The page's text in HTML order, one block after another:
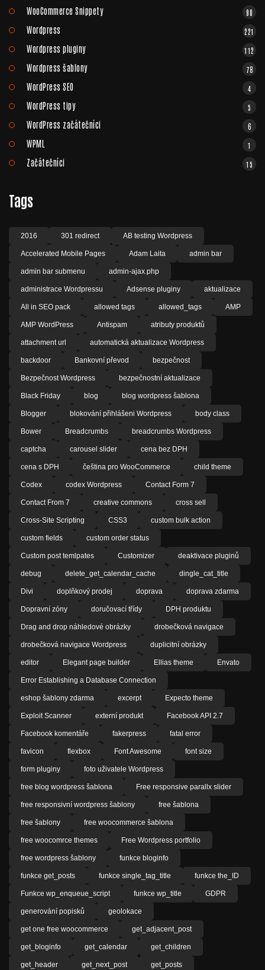
WooCommerce Snippety 90
Wordpress 221
Wordpress pluginy 112
Wordpress šablony 78
WordPress SEO 4
WordPress tipy 5
WordPress začátečníci 6
WPML 1
Začátečníci 15
Tags
2016 301 redirect AB testing Wordpress
Accelerated Mobile Pages Adam Laita admin bar
admin bar submenu admin-ajax.php
administrace Wordpressu Adsense pluginy aktualizace
All in SEO pack allowed tags allowed_tags AMP
AMP WordPress Antispam atributy produktů
attachment url automatická aktualizace Wordpress
backdoor Bankovní převod bezpečnost
Bezpečnost Wordpress bezpečnostní aktualizace
Black Friday blog blog wordpress šablona
Blogger blokování přihlášeni Wordpress body class
Bower Breadcrumbs breadcrumbs Wordpress
captcha carousel slider cena bez DPH
cena s DPH čeština pro WooCommerce child theme
Codex codex Wordpress Contact Form 7
Contact From 7 creative commons cross sell
Cross-Site Scripting CSS3 custom bulk action
custom fields custom order status
Custom post temlpates Customizer deaktivace pluginů
debug delete_get_calendar_cache dingle_cat_title
Divi doplňkový prodej doprava doprava zdarma
Dopravní zóny doručovací třídy DPH produktu
Drag and drop náhledové obrázky drobečková navigace
drobečková navigace Wordpress duplicitní obrázky
editor Elegant page builder Ellias theme Envato
Error Establishing a Database Connection
eshop šablony zdarma excerpt Expecto theme
Exploit Scanner externí produkt Facebook API 2.7
Facebook komentáře fakerpress fatal error
favicon flexbox Font Awesome font size
form pluginy foto uživatele Wordpress
free blog wordpress šablona Free responsive parallx slider
free responsivní wordpress šablony free šablona
free šablony free woocommerce šablona
free woocomrce themes Free Wordpress portfolio
free wordpress šablony funkce bloginfo
funkce get_posts funkce single_tag_title funkce the_ID
Funkce wp_enqueue_script funkce wp_title GDPR
generování popisků geolokace
get one free woocommerce get_adjacent_post
get_bloginfo get_calendar get_children
get_header get_next_post get_posts